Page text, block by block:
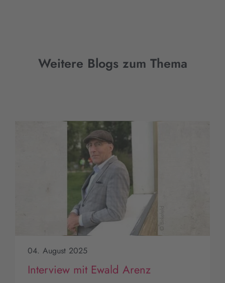
Weitere Blogs zum Thema
04. August 2025
Interview mit Ewald Arenz